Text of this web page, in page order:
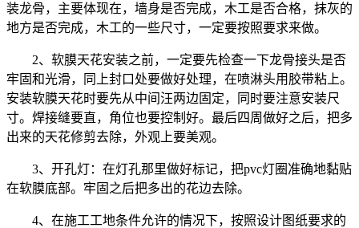
装龙骨，主要体现在，墙身是否完成，木工是否合格，抹灰的
地方是否完成，木工的一些尺寸，一定要按照要求来做。
2、软膜天花安装之前，一定要先检查一下龙骨接头是否
牢固和光滑，同上封口处要做好处理，在喷淋头用胶带粘上。
安装软膜天花时要先从中间汪两边固定，同时要注意安装尺
寸。焊接缝要直，角位也要控制好。最后四周做好之后，把多
出来的天花修剪去除，外观上要美观。
3、开孔灯：在灯孔那里做好标记，把pvc灯圈准确地黏贴
在软膜底部。牢固之后把多出的花边去除。
4、在施工工地条件允许的情况下，按照设计图纸要求的